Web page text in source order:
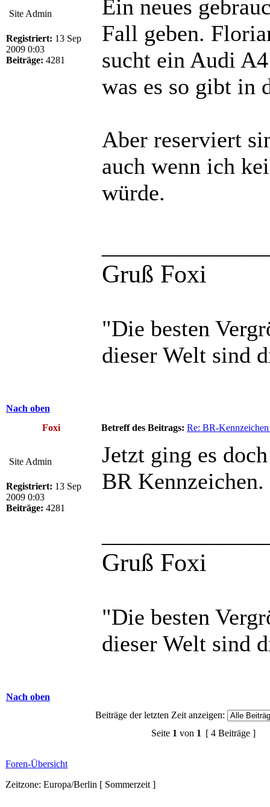
Site Admin
Registriert: 13 Sep
2009 0:03
Beiträge: 4281
Ein neues
Fall geben.
sucht ein Audi
was es so gibt in
Aber reserviert
auch wenn ich
würde.
Gruß Foxi
"Die besten
dieser Welt sind
Nach oben
Foxi
Betreff des Beitrags: Re: BR-
Site Admin
Registriert: 13 Sep
2009 0:03
Beiträge: 4281
Jetzt ging es
BR Kennzeichen.
Gruß Foxi
"Die besten
dieser Welt sind
Nach oben
Beiträge der letzten Zeit anzeigen:
Seite 1 von 1 [ 4 Beiträge ]
Foren-Übersicht
Zeitzone: Europa/Berlin [ Sommerzeit ]